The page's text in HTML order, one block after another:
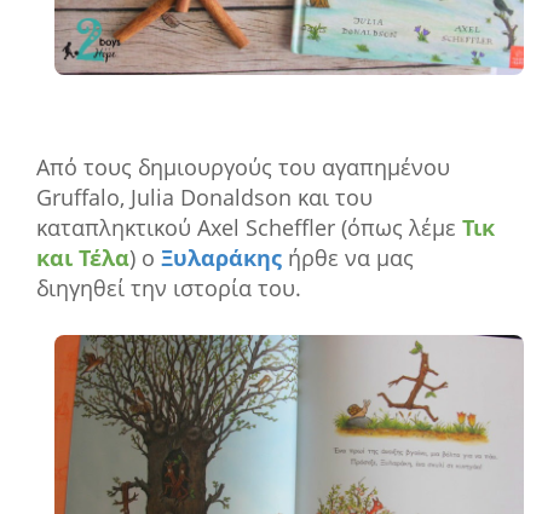
Από τους δημιουργούς του αγαπημένου
Gruffalo, Julia Donaldson και του
καταπληκτικού Axel Scheffler (όπως λέμε Τικ
και Τέλα) ο Ξυλαράκης ήρθε να μας
διηγηθεί την ιστορία του.